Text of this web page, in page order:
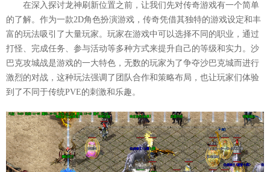
在深入探讨龙神刷新位置之前，让我们先对传奇游戏有一个简单
的了解。作为一款2D角色扮演游戏，传奇凭借其独特的游戏设定和丰
富的玩法吸引了大量玩家。玩家在游戏中可以选择不同的职业，通过
打怪、完成任务、参与活动等多种方式来提升自己的等级和实力。沙
巴克攻城战是游戏的一大特色，无数的玩家为了争夺沙巴克城而进行
激烈的对战，这种玩法强调了团队合作和策略布局，也让玩家们体验
到了不同于传统PVE的刺激和乐趣。